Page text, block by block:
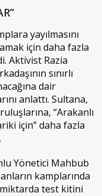
yayılmasını
için daha fazla
Aktivist Razia
sınırlı
dair
anlattı. Sultana,
“Arakanlı
için” daha fazla
Yönetici Mahbub
kamplarında
test kitini